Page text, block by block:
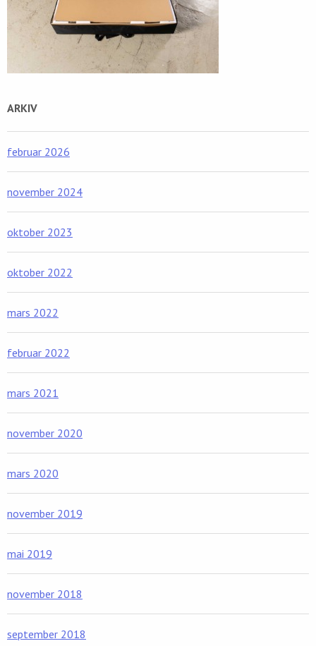
ARKIV
februar 2026
november 2024
oktober 2023
oktober 2022
mars 2022
februar 2022
mars 2021
november 2020
mars 2020
november 2019
mai 2019
november 2018
september 2018